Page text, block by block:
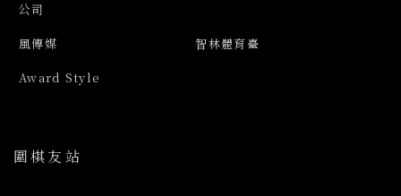
公司
風傳媒
智林體育臺
Award Style
圍棋友站